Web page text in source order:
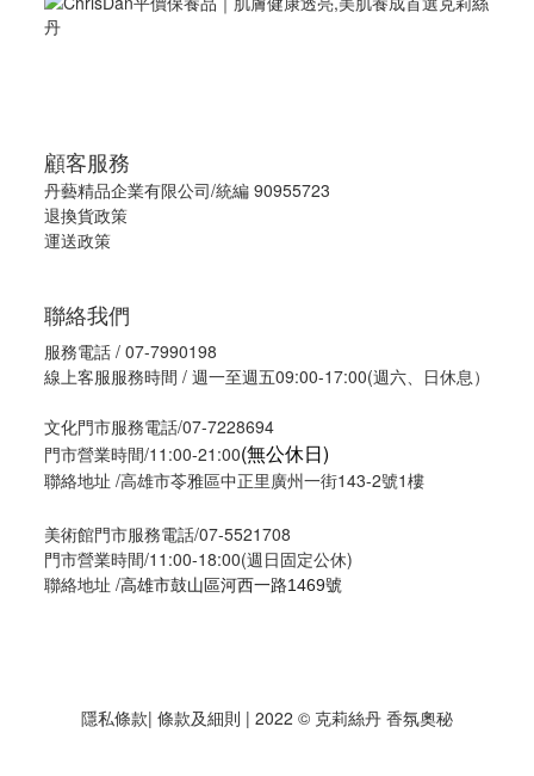
顧客服務
丹藝精品企業有限公司/統編 90955723
退換貨政策
運送政策
聯絡我們
服務電話 / 07-7990198
線上客服服務時間 / 週一至週五09:00-17:00(週六、日休息）
文化門市服務電話/07-7228694
門市營業時間/11:00-21:00(無公休日)
聯絡地址 /高雄市苓雅區中正里廣州一街143-2號1樓
美術館門市服務電話/07-5521708
門市營業時間/11:00-18:00(週日固定公休)
聯絡地址 /高雄市鼓山區河西一路1469號
隱私條款| 條款及細則 | 2022 © 克莉絲丹 香氛奧秘